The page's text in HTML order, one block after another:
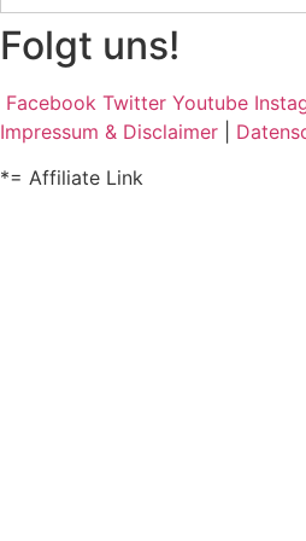
Folgt uns!
Facebook Twitter Youtube
Impressum & Disclaimer
*= Affiliate Link